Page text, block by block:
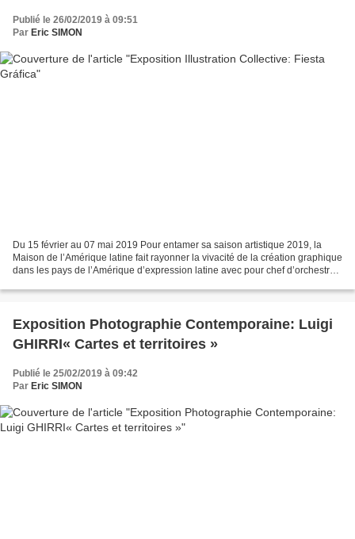
Publié le 26/02/2019 à 09:51
Par Eric SIMON
Du 15 février au 07 mai 2019 Pour entamer sa saison artistique 2019, la
Maison de l’Amérique latine fait rayonner la vivacité de la création graphique
dans les pays de l’Amérique d’expression latine avec pour chef d’orchestre
Exposition Photographie Contemporaine: Luigi
GHIRRI« Cartes et territoires »
Publié le 25/02/2019 à 09:42
Par Eric SIMON